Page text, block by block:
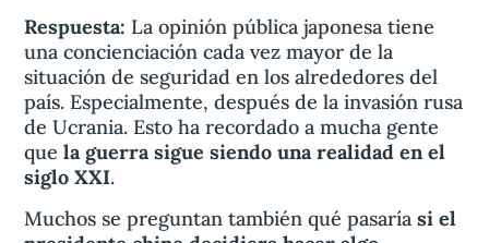
Respuesta: La opinión pública japonesa tiene
una concienciación cada vez mayor de la
situación de seguridad en los alrededores del
país. Especialmente, después de la invasión rusa
de Ucrania. Esto ha recordado a mucha gente
quela guerra sigue siendo una realidad en el
siglo XXI.
Muchos se preguntan también qué pasaríasi el